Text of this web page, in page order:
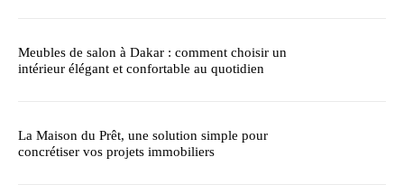
Meubles de salon à Dakar : comment choisir un
intérieur élégant et confortable au quotidien
La Maison du Prêt, une solution simple pour
concrétiser vos projets immobiliers